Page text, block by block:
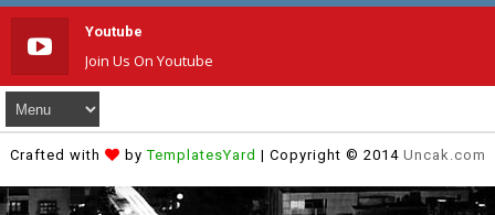
Youtube
Join Us On Youtube
Crafted with byTemplatesYard | Copyright © 2014 Uncak.com